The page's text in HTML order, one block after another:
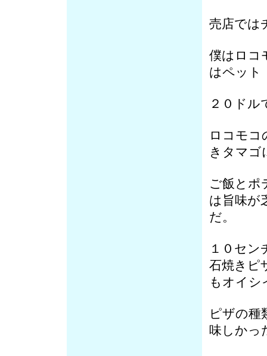
売店では
僕はロコ
はペット
２０ドル
ロコモコ
きタマゴ
ご飯とポ
は旨味が
だ。
１０セン
石焼きピ
もオイシ
ピザの種
味しかっ